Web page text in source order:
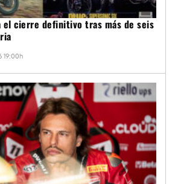
el cierre definitivo tras más de seis
19:00h